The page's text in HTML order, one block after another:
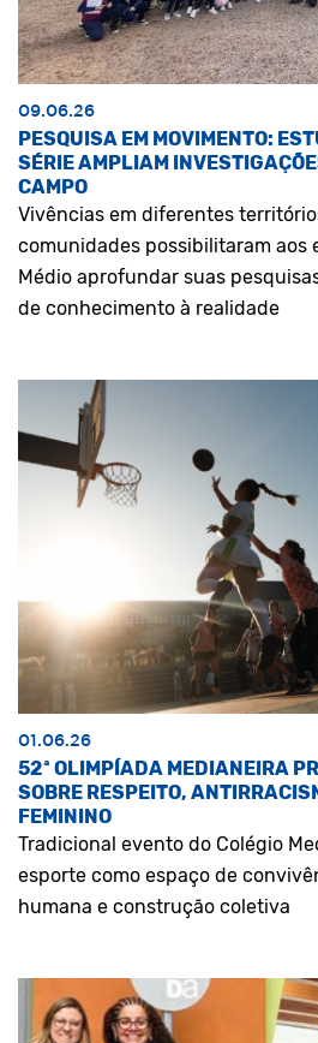
09.06.26
PESQUISA EM MOVIMENTO:
SÉRIE AMPLIAM
CAMPO
Vivências em diferentes
comunidades possibilitaram aos
Médio aprofundar suas
de conhecimento à realidade
01.06.26
52ª OLIMPÍADA MEDIANEIRA
SOBRE RESPEITO,
FEMININO
Tradicional evento do Colégio
esporte como espaço de
humana e construção coletiva